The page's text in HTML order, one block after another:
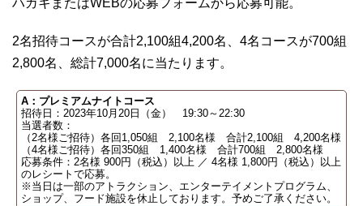
ハガキまたはWEBの応募フォームから応募可能。
2名招待コースが合計2,100組4,200名、4名コースが700組
2,800名、総計7,000名に当たります。
A：プレミアムナイトコース
招待日：2023年10月20日（金） 19:30～22:30
当選者数：
（2名様ご招待）各回1,050組 2,100名様 合計2,100組 4,200名様
（4名様ご招待）各回350組 1,400名様 合計700組 2,800名様
応募条件：2名様 900円（税込）以上 ／ 4名様 1,800円（税込）以上
のレシートで応募。
※当日は一部のアトラクション、エンターテイメントプログラム、
ショップ、フード施設を休止しております。予めご了承ください。